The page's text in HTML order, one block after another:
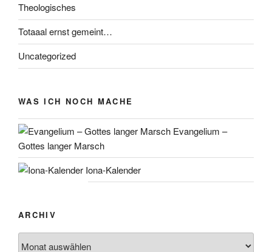
Theologisches
Totaaal ernst gemeint…
Uncategorized
WAS ICH NOCH MACHE
Evangelium –
Gottes langer Marsch
Iona-Kalender
ARCHIV